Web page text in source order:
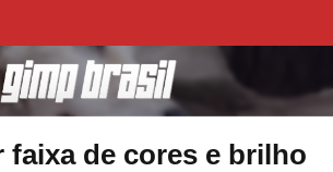
faixa de cores e brilho